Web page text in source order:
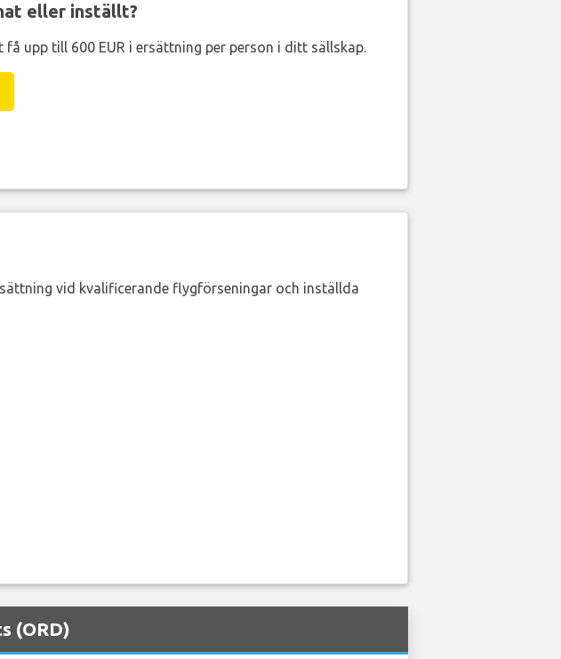
eller inställt?
upp till 600 EUR i ersättning per person i ditt sällskap.
vid kvalificerande flygförseningar och inställda
(ORD)